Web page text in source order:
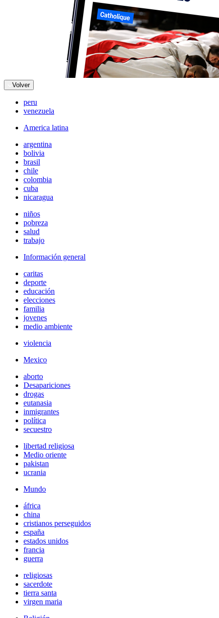
Volver
peru
venezuela
America latina
argentina
bolivia
brasil
chile
colombia
cuba
nicaragua
niños
pobreza
salud
trabajo
Información general
caritas
deporte
educación
elecciones
familia
jovenes
medio ambiente
violencia
Mexico
aborto
Desapariciones
drogas
eutanasia
inmigrantes
política
secuestro
libertad religiosa
Medio oriente
pakistan
ucrania
Mundo
áfrica
china
cristianos perseguidos
españa
estados unidos
francia
guerra
religiosas
sacerdote
tierra santa
virgen maria